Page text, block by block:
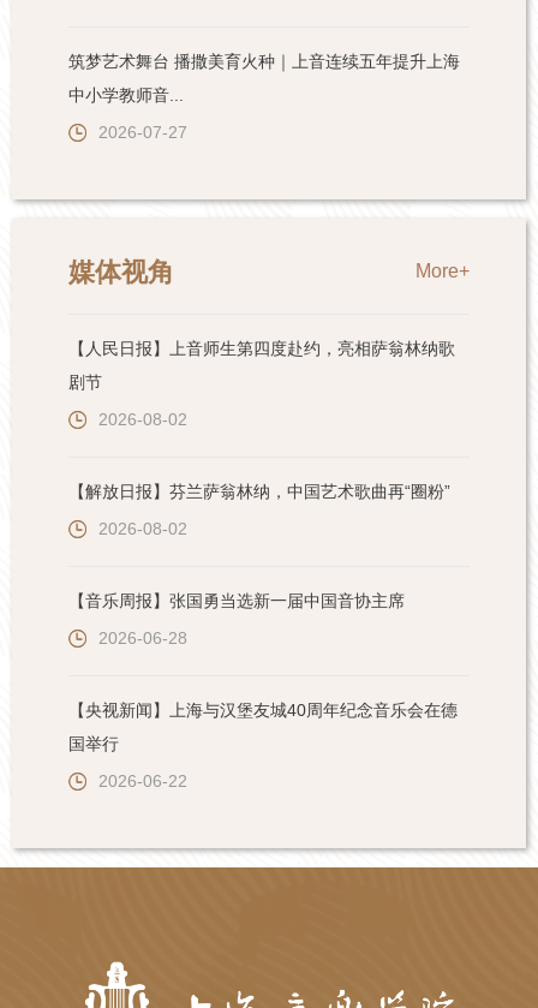
筑梦艺术舞台 播撒美育火种｜上音连续五年提升上海
中小学教师音...
2026-07-27
媒体视角 More+
【人民日报】上音师生第四度赴约，亮相萨翁林纳歌
剧节
2026-08-02
【解放日报】芬兰萨翁林纳，中国艺术歌曲再“圈粉”
2026-08-02
【音乐周报】张国勇当选新一届中国音协主席
2026-06-28
【央视新闻】上海与汉堡友城40周年纪念音乐会在德
国举行
2026-06-22